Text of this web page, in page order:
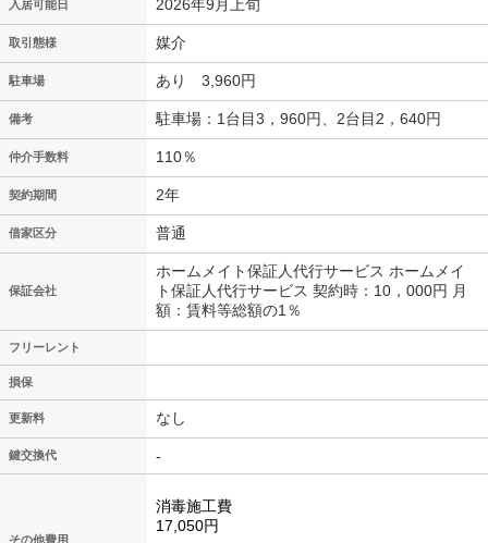
入居可能日 2026年9月上旬
取引態様 媒介
駐車場 あり 3,960円
備考 駐車場：1台目3，960円、2台目2，640円
仲介手数料 110％
契約期間 2年
借家区分 普通
保証会社
ホームメイト保証人代行サービス ホームメイ
ト保証人代行サービス 契約時：10，000円 月
額：賃料等総額の1％
フリーレント
損保
更新料 なし
鍵交換代 -
その他費用
消毒施工費
17,050円